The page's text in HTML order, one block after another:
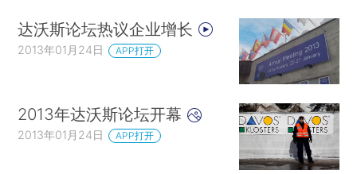
达沃斯论坛热议企业增长
2013年01月24日 APP打开
2013年达沃斯论坛开幕
2013年01月24日 APP打开